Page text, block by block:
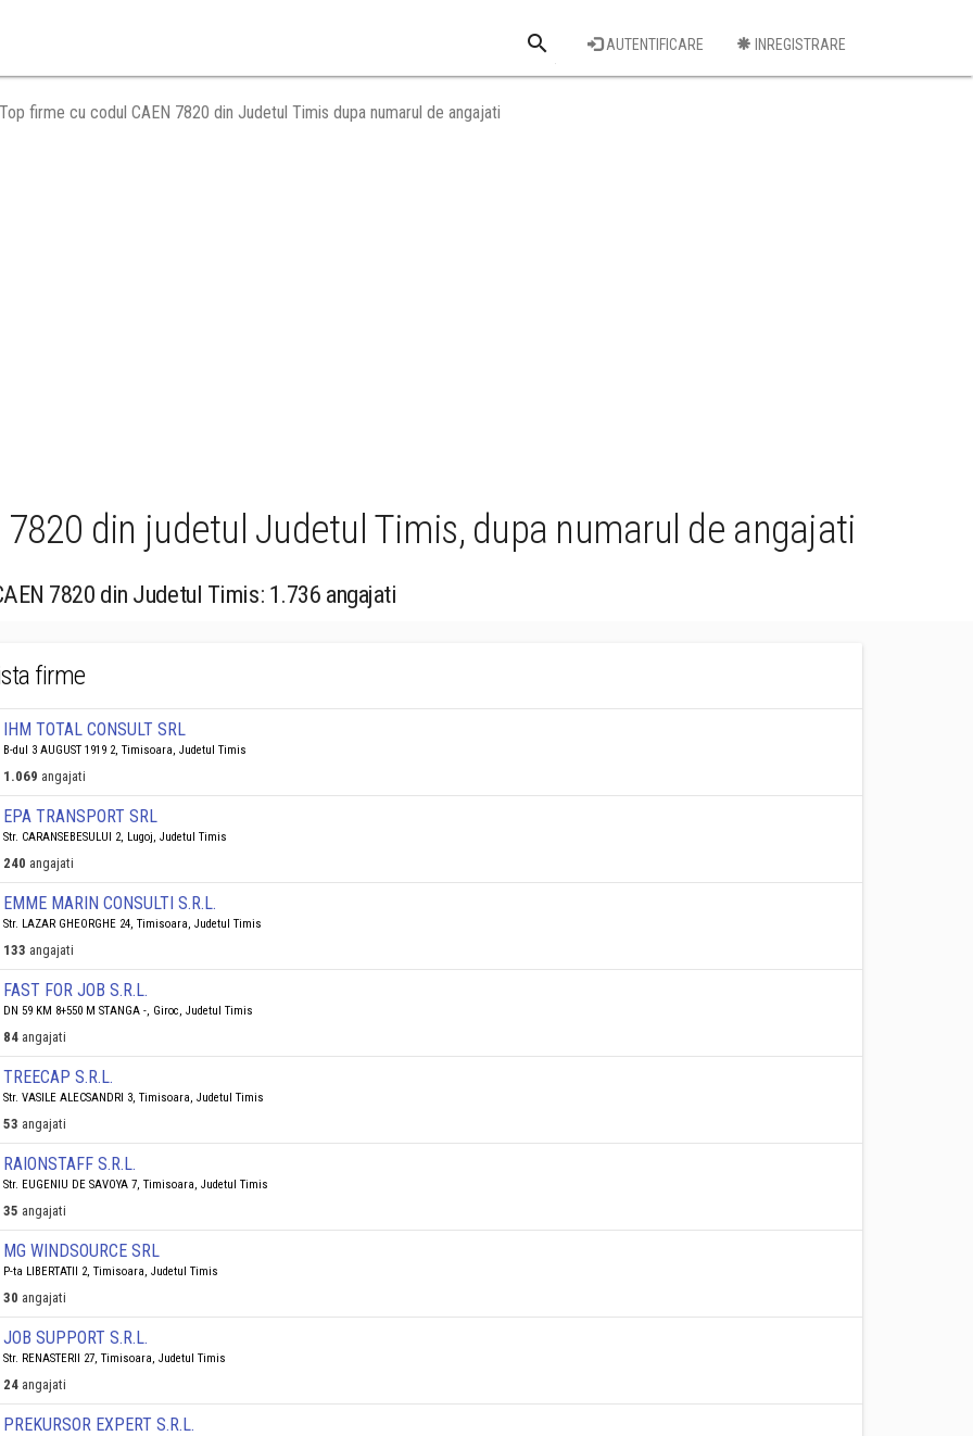
search
Cauta o firma
AUTENTIFICARE INREGISTRARE
Top firme cu codul CAEN 7820 din Judetul Timis dupa numarul de angajati
7820 din judetul Judetul Timis, dupa numarul de angajati
7820 din Judetul Timis: 1.736 angajati
firme
IHM TOTAL CONSULT SRL
B-dul 3 AUGUST 1919 2, Timisoara, Judetul Timis
1.069 angajati
EPA TRANSPORT SRL
Str. CARANSEBESULUI 2, Lugoj, Judetul Timis
240 angajati
EMME MARIN CONSULTI S.R.L.
Str. LAZAR GHEORGHE 24, Timisoara, Judetul Timis
133 angajati
FAST FOR JOB S.R.L.
DN 59 KM 8+550 M STANGA -, Giroc, Judetul Timis
84 angajati
TREECAP S.R.L.
Str. VASILE ALECSANDRI 3, Timisoara, Judetul Timis
53 angajati
RAIONSTAFF S.R.L.
Str. EUGENIU DE SAVOYA 7, Timisoara, Judetul Timis
35 angajati
MG WINDSOURCE SRL
P-ta LIBERTATII 2, Timisoara, Judetul Timis
30 angajati
JOB SUPPORT S.R.L.
Str. RENASTERII 27, Timisoara, Judetul Timis
24 angajati
PREKURSOR EXPERT S.R.L.